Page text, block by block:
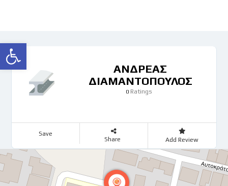
Ανοίξτε τη γραμμή εργαλείων
ΑΝΔΡΕΑΣ
ΔΙΑΜΑΝΤΟΠΟΥΛΟΣ
0Ratings
Save
Share Add Review